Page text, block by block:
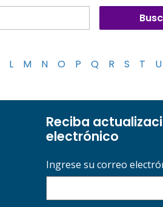
L M N O P Q R S T U
Reciba
electrónico
Ingrese su correo